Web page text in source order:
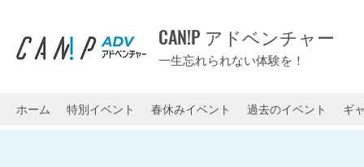
CAN!P アドベンチャー
一生忘れられない体験を！
ホーム 特別イベント 春休みイベント 過去のイベント ギ